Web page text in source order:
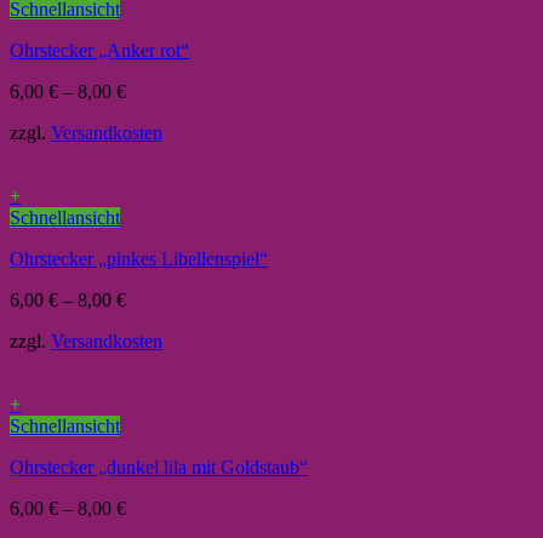
Schnellansicht
Ohrstecker „Anker rot“
6,00 € – 8,00 €
zzgl. Versandkosten
+
Schnellansicht
Ohrstecker „pinkes Libellenspiel“
6,00 € – 8,00 €
zzgl. Versandkosten
+
Schnellansicht
Ohrstecker „dunkel lila mit Goldstaub“
6,00 € – 8,00 €